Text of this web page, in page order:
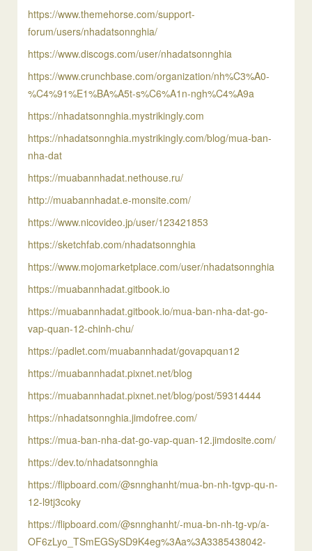
https://www.themehorse.com/support-
forum/users/nhadatsonnghia/
https://www.discogs.com/user/nhadatsonnghia
https://www.crunchbase.com/organization/nh%C3%A0-
%C4%91%E1%BA%A5t-s%C6%A1n-ngh%C4%A9a
https://nhadatsonnghia.mystrikingly.com
https://nhadatsonnghia.mystrikingly.com/blog/mua-ban-
nha-dat
https://muabannhadat.nethouse.ru/
http://muabannhadat.e-monsite.com/
https://www.nicovideo.jp/user/123421853
https://sketchfab.com/nhadatsonnghia
https://www.mojomarketplace.com/user/nhadatsonnghia
https://muabannhadat.gitbook.io
https://muabannhadat.gitbook.io/mua-ban-nha-dat-go-
vap-quan-12-chinh-chu/
https://padlet.com/muabannhadat/govapquan12
https://muabannhadat.pixnet.net/blog
https://muabannhadat.pixnet.net/blog/post/59314444
https://nhadatsonnghia.jimdofree.com/
https://mua-ban-nha-dat-go-vap-quan-12.jimdosite.com/
https://dev.to/nhadatsonnghia
https://flipboard.com/@snnghanht/mua-bn-nh-tgvp-qu-n-
12-l9tj3coky
https://flipboard.com/@snnghanht/-mua-bn-nh-tg-vp/a-
OF6zLyo_TSmEGSySD9K4eg%3Aa%3A3385438042-